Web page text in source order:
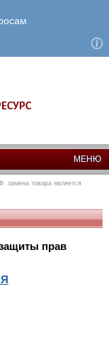
МЕНЮ
замена товара является
прав